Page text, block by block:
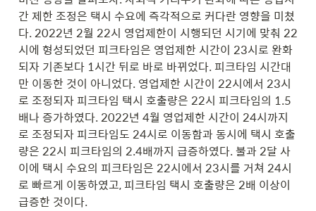
간 제한 조정은 택시 수요에 즉각적으로 커다란 영향을 미쳤
다. 2022년 2월 22시 영업제한이 시행되던 시기에 맞춰 22
시에 형성되었던 피크타임은 영업제한 시간이 23시로 완화
되자 기존보다 1시간 뒤로 바로 바뀌었다. 피크타임 시간대
만 이동한 것이 아니었다. 영업제한 시간이 22시에서 23시
로 조정되자 피크타임 택시 호출량은 22시 피크타임의 1.5
배나 증가하였다. 2022년 4월 영업제한 시간이 24시까지
로 조정되자 피크타임도 24시로 이동함과 동시에 택시 호출
량은 22시 피크타임의 2.4배까지 급증하였다. 불과 2달 사
이에 택시 수요의 피크타임은 22시에서 23시를 거쳐 24시
로 빠르게 이동하였고, 피크타임 택시 호출량은 2배 이상이
급증한 것이다.